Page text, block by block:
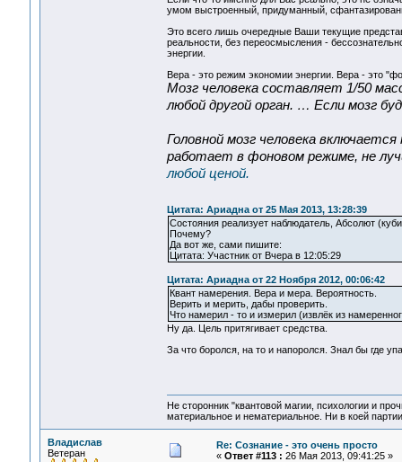
умом выстроенный, придуманный,
Это всего лишь очередные Ваши текущие
реальности, без переосмысления -
энергии.
Вера - это режим экономии энергии. Вера - это
Мозг человека составляет 1/50
любой другой орган. … Если мозг
Головной мозг человека
работает в фоновом режиме, не
любой ценой.
Цитата: Ариадна от 25 Мая 2013, 13:28:39
Состояния реализует наблюдатель, Абсолют
Почему?
Да вот же, сами пишите:
Цитата: Участник от Вчера в 12:05:29
Цитата: Ариадна от 22 Ноября 2012, 00:06:42
Квант намерения. Вера и мера. Вероятность.
Верить и мерить, дабы проверить.
Что намерил - то и измерил (извлёк из
Ну да. Цель притягивает средства.
За что боролся, на то и напоролся. Знал бы где
Не сторонник "квантовой магии, психологии и
материальное и нематериальное. Ни в коей
Владислав
Ветеран
Re: Сознание - это очень просто
« Ответ #113 : 26 Мая 2013, 09:41:25 »